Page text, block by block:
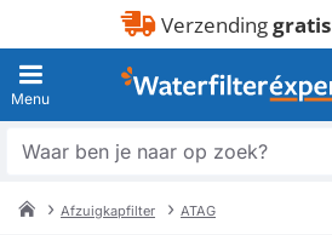
Verzendinggratis
Waar
Afzuigkapfilter ATAG